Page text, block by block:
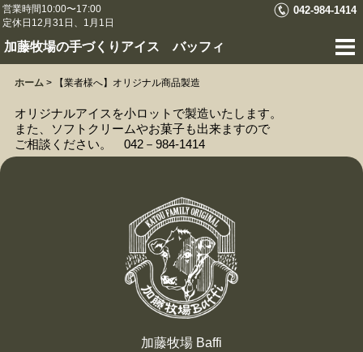
営業時間10:00〜17:00
定休日12月31日、1月1日
042-984-1414
加藤牧場の手づくりアイス バッフィ
ホーム > 【業者様へ】オリジナル商品製造
オリジナルアイスを小ロットで製造いたします。
また、ソフトクリームやお菓子も出来ますので
ご相談ください。 042－984-1414
加藤牧場 Baffi